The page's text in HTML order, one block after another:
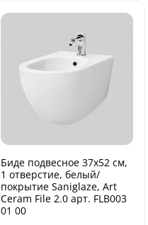
Биде подвесное 37х52 см,
1 отверстие, белый/
покрытие Saniglaze, Art
Ceram File 2.0 арт. FLB003
01 00